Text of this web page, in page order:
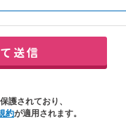
情報のメールによるご案内の
護されており、
約が適用されます。